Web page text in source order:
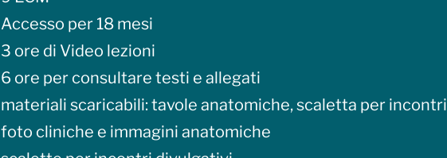
Accesso per 18 mesi
3 ore di Video lezioni
6 ore per consultare testi e allegati
materiali scaricabili: tavole anatomiche, scaletta per incontri
foto cliniche e immagini anatomiche